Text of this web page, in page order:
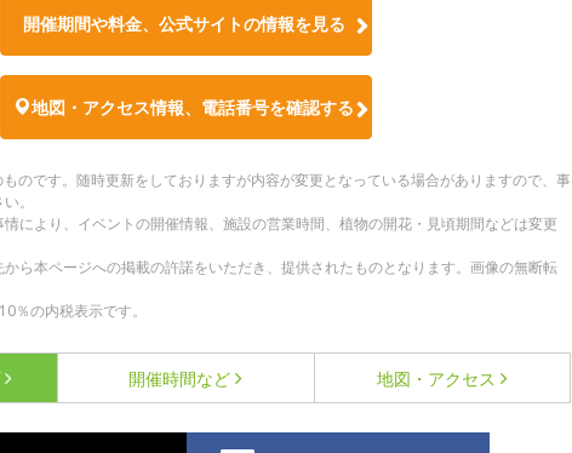
開催期間や料金、公式サイトの情報を見る
地図・アクセス情報、電話番号を確認する
のです。随時更新をしておりますが内容が変更となっている場合がありますので、事
。
により、イベントの開催情報、施設の営業時間、植物の開花・見頃期間などは変更
ら本ページへの掲載の許諾をいただき、提供されたものとなります。画像の無断転
％の内税表示です。
開催時間など 地図・アクセス